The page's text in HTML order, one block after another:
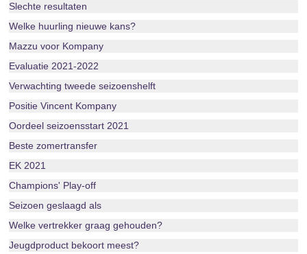
Slechte resultaten
Welke huurling nieuwe kans?
Mazzu voor Kompany
Evaluatie 2021-2022
Verwachting tweede seizoenshelft
Positie Vincent Kompany
Oordeel seizoensstart 2021
Beste zomertransfer
EK 2021
Champions' Play-off
Seizoen geslaagd als
Welke vertrekker graag gehouden?
Jeugdproduct bekoort meest?